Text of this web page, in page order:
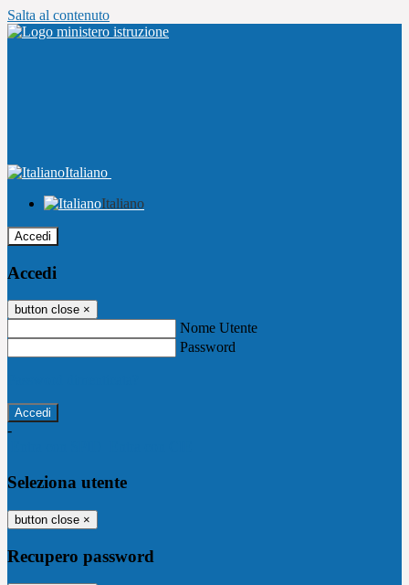
Salta al contenuto
Italiano
Italiano
Accedi
Accedi
button close ×
Nome Utente
Password
-
Seleziona utente
button close ×
Recupero password